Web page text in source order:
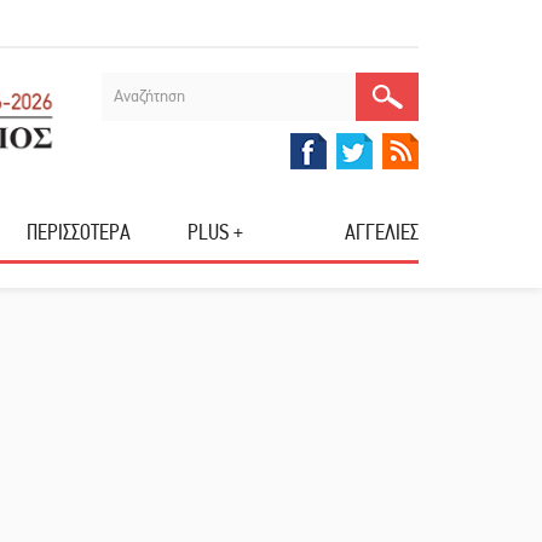
ΠΕΡΙΣΣΟΤΕΡΑ PLUS + ΑΓΓΕΛΙΕΣ